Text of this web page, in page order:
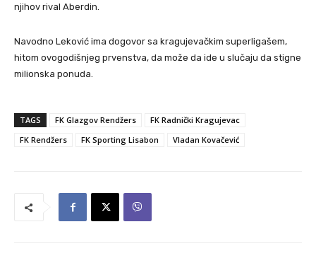
njihov rival Aberdin.
Navodno Leković ima dogovor sa kragujevačkim superligašem,
hitom ovogodišnjeg prvenstva, da može da ide u slučaju da stigne
milionska ponuda.
TAGS FK Glazgov Rendžers
FK Radnički Kragujevac
FK Rendžers
FK Sporting Lisabon Vladan Kovačević